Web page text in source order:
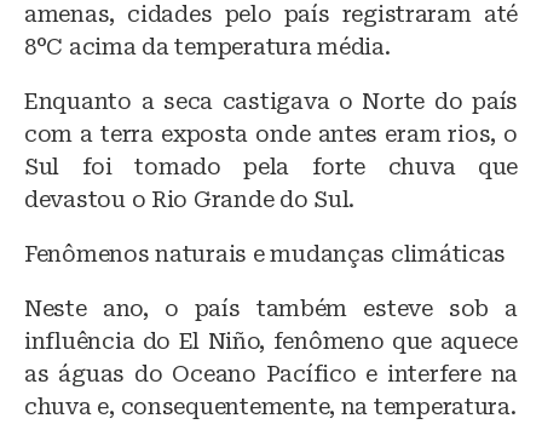
amenas, cidades pelo país registraram até
8°C acima da temperatura média.
Enquanto a seca castigava o Norte do país
com a terra exposta onde antes eram rios, o
Sul foi tomado pela forte chuva que
devastou o Rio Grande do Sul.
Fenômenos naturais e mudanças climáticas
Neste ano, o país também esteve sob a
influência do El Niño, fenômeno que aquece
as águas do Oceano Pacífico e interfere na
chuva e, consequentemente, na temperatura.